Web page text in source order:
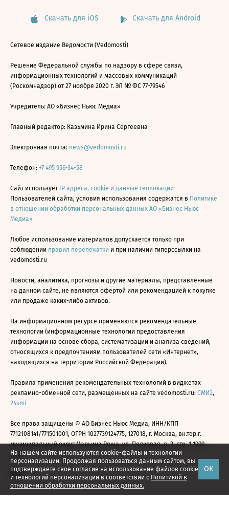
На нашем сайте используются cookie-файлы и технологии
персонализации. Продолжая пользоваться данным сайтом, вы
подтверждаете свое согласие на использование файлов cookie
и технологий персонализации в соответствии с Политикой в
отношении обработки персональных данных.
ОК
Скачать для iOS Скачать для Android
Сетевое издание Ведомости (Vedomosti)
Решение Федеральной службы по надзору в сфере связи,
информационных технологий и массовых коммуникаций
(Роскомнадзор) от 27 ноября 2020 г. ЭЛ № ФС 77-79546
Учредитель: АО «Бизнес Ньюс Медиа»
Главный редактор: Казьмина Ирина Сергеевна
Электронная почта: news@vedomosti.ru
Телефон: +7 495 956-34-58
Сайт использует IP адреса, cookie и данные геолокации
Пользователей сайта, условия использования содержатся в Политике
в отношении обработки персональных данных АО «Бизнес Ньюс
Медиа»
Любое использование материалов допускается только при
соблюдении правил перепечатки и при наличии гиперссылки на
vedomosti.ru
Новости, аналитика, прогнозы и другие материалы, представленные
на данном сайте, не являются офертой или рекомендацией к покупке
или продаже каких-либо активов.
На информационном ресурсе применяются рекомендательные
технологии (информационные технологии предоставления
информации на основе сбора, систематизации и анализа сведений,
относящихся к предпочтениям пользователей сети «Интернет»,
находящихся на территории Российской Федерации).
Правила применения рекомендательных технологий в виджетах
рекламно-обменной сети, размещенных на сайте vedomosti.ru: СМИ2,
24smi
Все права защищены © АО Бизнес Ньюс Медиа, ИНН/КПП
7712108141/771501001, ОГРН 1027739124775, 127018, г. Москва, вн.тер.г.
муниципальный округ Марьина Роща, ул. Полковая, д. 3, стр. 1 1999—
2026